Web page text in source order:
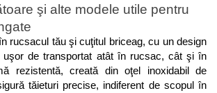
şi alte modele utile pentru
rucsacul tău şi cuţitul briceag, cu un design
uşor de transportat atât în rucsac, cât şi în
rezistentă, creată din oţel inoxidabil de
tăieturi precise, indiferent de scopul în